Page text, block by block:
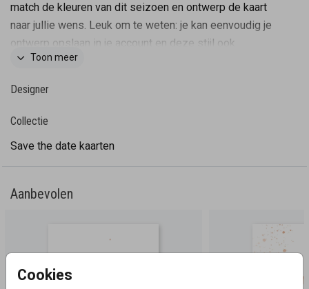
Cookies
match de kleuren van dit seizoen en ontwerp de kaart
naar jullie wens. Leuk om te weten: je kan eenvoudig je
ontwerp opslaan in je account en deze stijl ook
gebruiken voor jullie trouwkaart!
Toon meer
Designer
Collectie
Save the date kaarten
Aanbevolen